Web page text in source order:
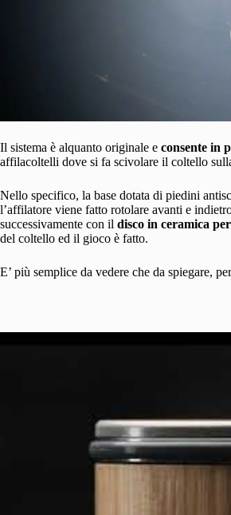
Il sistema è alquanto originale e consente in
affilacoltelli dove si fa scivolare il coltello
Nello specifico, la base dotata di piedini
l’affilatore viene fatto rotolare avanti e
successivamente con il disco in ceramica
del coltello ed il gioco è fatto.
E’ più semplice da vedere che da spiegare,